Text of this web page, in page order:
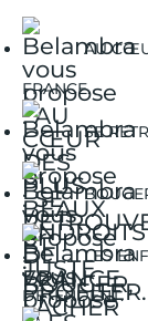
AU
FRANCE.
SE
LES
DÉTENDENT.